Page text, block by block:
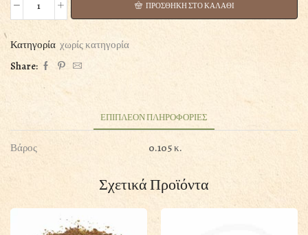
ΚΙΝΟΑ
ποσότητα
ΠΡΟΣΘΗΚΗ ΣΤΟ ΚΑΛΑΘΙ
Κατηγορία χωρίς κατηγορία
Share:
ΕΠΙΠΛΕΟΝ ΠΛΗΡΟΦΟΡΙΕΣ
Βάρος 0.105 κ.
Σχετικά Προϊόντα